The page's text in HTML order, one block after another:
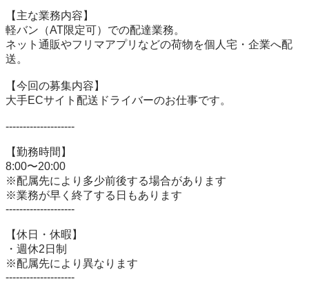
【主な業務内容】
軽バン（AT限定可）での配達業務。
ネット通販やフリマアプリなどの荷物を個人宅・企業へ配
送。
【今回の募集内容】
大手ECサイト配送ドライバーのお仕事です。
--------------------
【勤務時間】
8:00〜20:00
※配属先により多少前後する場合があります
※業務が早く終了する日もあります
--------------------
【休日・休暇】
・週休2日制
※配属先により異なります
--------------------